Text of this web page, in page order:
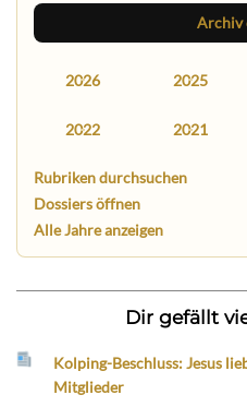
Archiv
2026 2025
2022 2021
Rubriken durchsuchen
Dossiers öffnen
Alle Jahre anzeigen
Dir gefällt
Kolping-Beschluss: Jesus
Mitglieder